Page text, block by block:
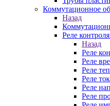
Коммутационное
Назад
Реле
Назад
Реле
Реле
Реле
Реле
Реле
Реле